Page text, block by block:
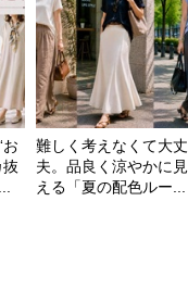
難しく考えなくて大丈
夫。品良く涼やかに見
える「夏の配色ルー...